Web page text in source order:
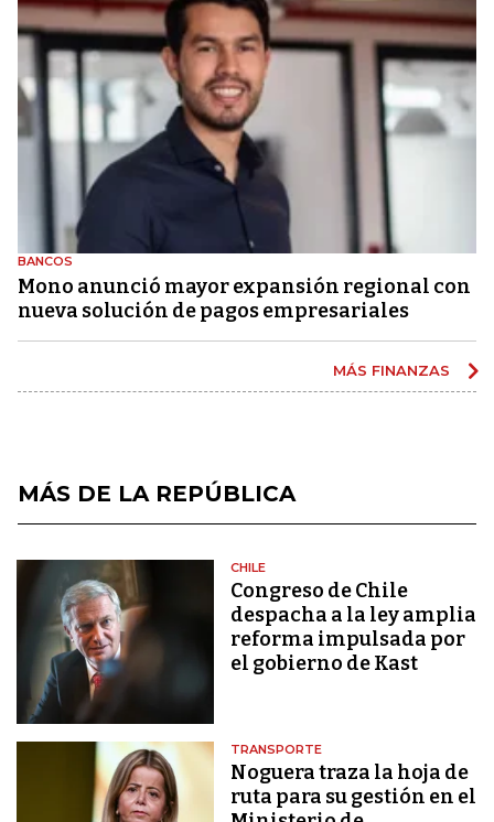
BANCOS
Mono anunció mayor expansión regional con
nueva solución de pagos empresariales
MÁS FINANZAS
MÁS DE LA REPÚBLICA
CHILE
Congreso de Chile
despacha a la ley amplia
reforma impulsada por
el gobierno de Kast
TRANSPORTE
Noguera traza la hoja de
ruta para su gestión en el